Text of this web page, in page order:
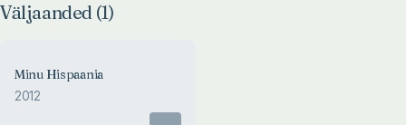
Väljaanded (1)
Minu Hispaania
2012